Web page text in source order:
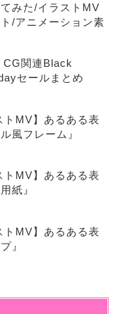
みた/イラストMV
/アニメーション素
CG関連Black
セールまとめ
トMV】あるある表
風フレーム』
トMV】あるある表
紙』
トMV】あるある表
』